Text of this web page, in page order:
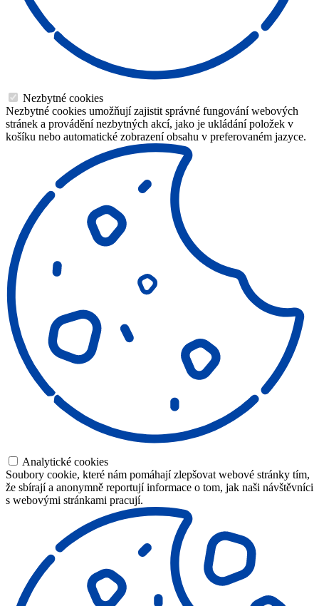
Nezbytné cookies
Nezbytné cookies umožňují zajistit správné fungování webových
stránek a provádění nezbytných akcí, jako je ukládání položek v
košíku nebo automatické zobrazení obsahu v preferovaném jazyce.
Analytické cookies
Soubory cookie, které nám pomáhají zlepšovat webové stránky tím,
že sbírají a anonymně reportují informace o tom, jak naši návštěvníci
s webovými stránkami pracují.